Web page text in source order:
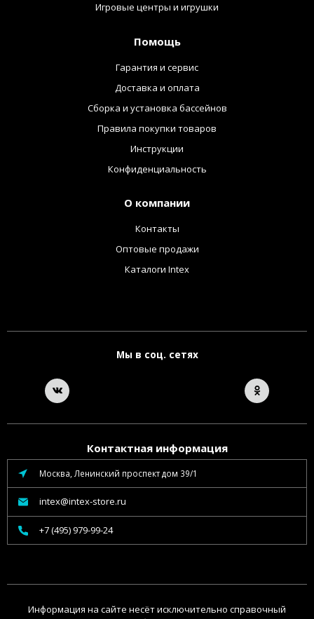
Игровые центры и игрушки
Помощь
Гарантия и сервис
Доставка и оплата
Сборка и установка бассейнов
Правила покупки товаров
Инструкции
Конфиденциальность
О компании
Контакты
Оптовые продажи
Каталоги Intex
Мы в соц. сетях
Контактная информация
Москва, Ленинский проспект дом 39/1
intex@intex-store.ru
+7 (495) 979-99-24
Информация на сайте несёт исключительно справочный